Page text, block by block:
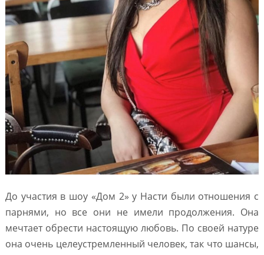
До участия в шоу «Дом 2» у Насти были отношения с
парнями, но все они не имели продолжения. Она
мечтает обрести настоящую любовь. По своей натуре
она очень целеустремленный человек, так что шансы,